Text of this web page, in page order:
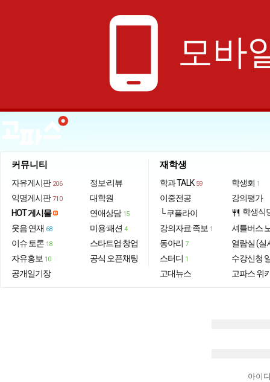
phone_android 모바
커뮤니티
자유게시판 206
익명게시판 710
HOT 게시물
웃음·연재 68
이슈·토론 18
자유홍보 10
공개일기장
정보·리뷰
대학원
연애상담 15
미용·패션 4
스타트업·창업
공식 오픈채팅
재학생
학과 TALK 59
이중전공
└ 쿠플라이
강의자료·족보 1
동아리 7
스터디 1
고대뉴스
학생회 1
강의평가
restaurant 학생식
셔틀버스
열람실 (실
수강신청
고파스 위
아이